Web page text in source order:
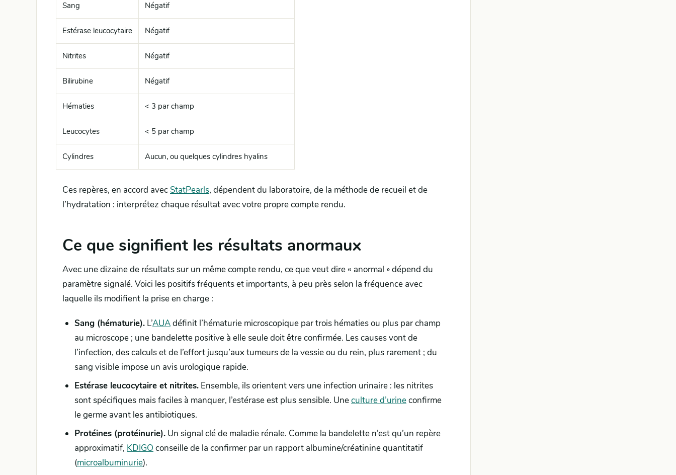
Sang Négatif
Estérase leucocytaire Négatif
Nitrites Négatif
Bilirubine Négatif
Hématies < 3 par champ
Leucocytes < 5 par champ
Cylindres Aucun, ou quelques cylindres hyalins
Ces repères, en accord avecStatPearls, dépendent du laboratoire, de la méthode de recueil et de
l’hydratation : interprétez chaque résultat avec votre propre compte rendu.
Ce que signifient les résultats anormaux
Avec une dizaine de résultats sur un même compte rendu, ce que veut dire « anormal » dépend du
paramètre signalé. Voici les positifs fréquents et importants, à peu près selon la fréquence avec
laquelle ils modifient la prise en charge :
Sang (hématurie). L’AUAdéfinit l’hématurie microscopique par trois hématies ou plus par champ
au microscope ; une bandelette positive à elle seule doit être confirmée. Les causes vont de
l’infection, des calculs et de l’effort jusqu’aux tumeurs de la vessie ou du rein, plus rarement ; du
sang visible impose un avis urologique rapide.
Estérase leucocytaire et nitrites. Ensemble, ils orientent vers une infection urinaire : les nitrites
sont spécifiques mais faciles à manquer, l’estérase est plus sensible. Uneculture d’urineconfirme
le germe avant les antibiotiques.
Protéines (protéinurie). Un signal clé de maladie rénale. Comme la bandelette n’est qu’un repère
approximatif, KDIGO conseille de la confirmer par un rapport albumine/créatinine quantitatif
(microalbuminurie).